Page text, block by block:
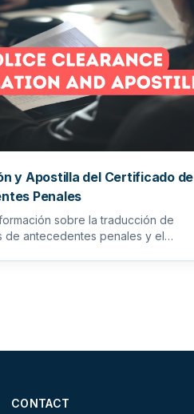
y Apostilla del Certificado de
Penales
sobre la traducción de
de antecedentes penales y el
CONTACT